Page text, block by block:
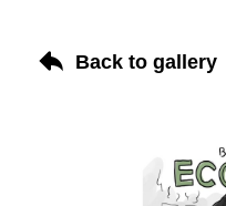
Back to gallery